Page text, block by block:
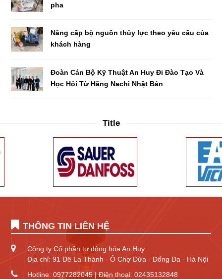
pha
Nâng cấp bộ nguồn thủy lực theo yêu cầu của
khách hàng
Đoàn Cán Bộ Kỹ Thuật An Huy Đi Đào Tạo Và
Học Hỏi Từ Hãng Nachi Nhật Bản
Title
THÔNG TIN LIÊN HỆ
Công ty Cổ phần tự động hóa An Huy
Địa chỉ: 91 Đê La Thành - Ô Chợ Dừa - Đống Đa - Hà Nội
Hotline: 0977282045 | Điện thoại: 02435132848